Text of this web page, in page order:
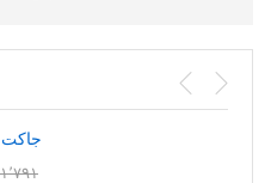
جاكت
٢١٬٧٩١